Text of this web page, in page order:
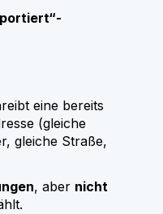
eine bereits
(gleiche
gleiche Straße,
, aber nicht